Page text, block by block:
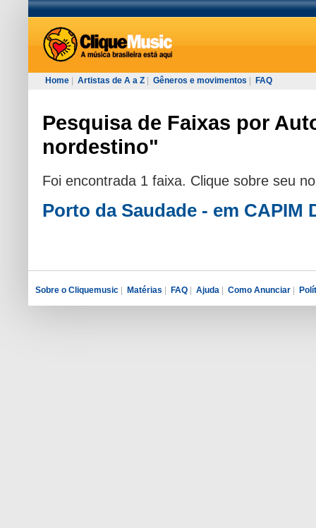
Home Artistas de A a Z Gêneros e movimentos FAQ
Pesquisa de Faixas por
nordestino"
Foi encontrada 1 faixa. Clique sobre seu
Porto da Saudade - em CAPIM
Sobre o Cliquemusic | Matérias | FAQ | Ajuda | Como Anunciar |